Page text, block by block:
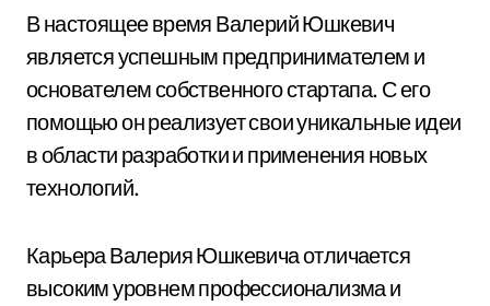
В настоящее время Валерий Юшкевич
является успешным предпринимателем и
основателем собственного стартапа. С его
помощью он реализует свои уникальные идеи
в области разработки и применения новых
технологий.
Карьера Валерия Юшкевича отличается
высоким уровнем профессионализма и